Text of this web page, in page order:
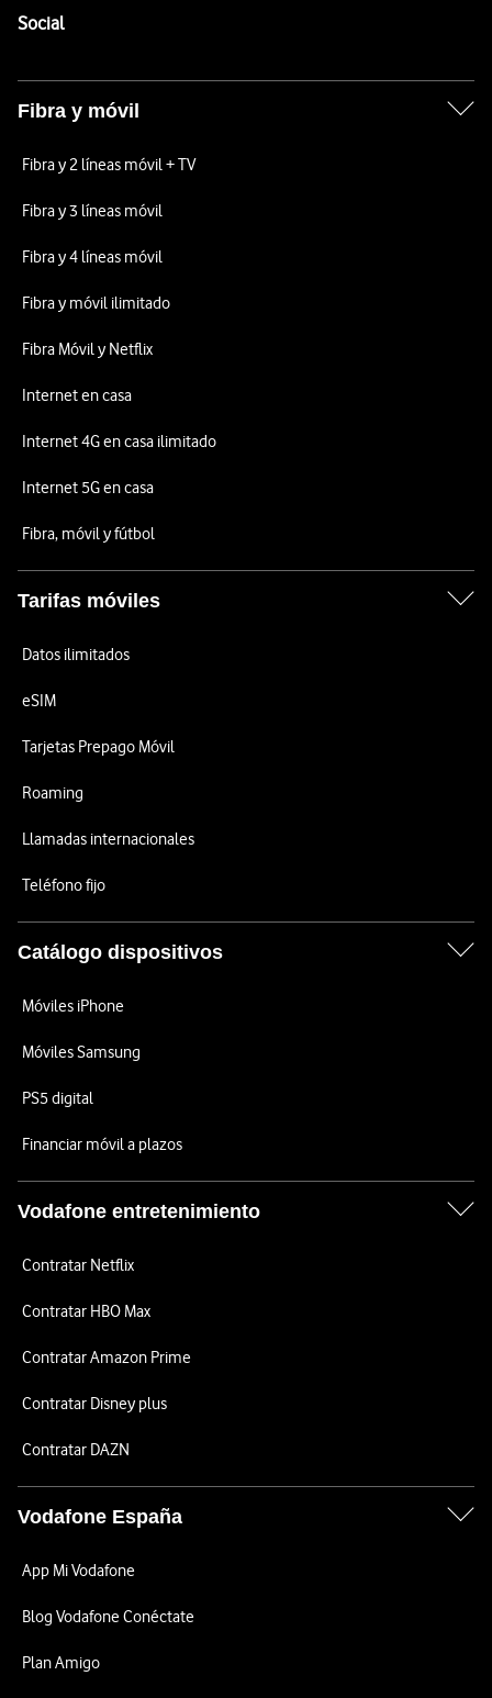
SocialEnlaces a las redes sociales de Vodafone
Fibra y móvil
Fibra y 2 líneas móvil + TV
Fibra y 3 líneas móvil
Fibra y 4 líneas móvil
Fibra y móvil ilimitado
Fibra Móvil y Netflix
Internet en casa
Internet 4G en casa ilimitado
Internet 5G en casa
Fibra, móvil y fútbol
Tarifas móviles
Datos ilimitados
eSIM
Tarjetas Prepago Móvil
Roaming
Llamadas internacionales
Teléfono fijo
Catálogo dispositivos
Móviles iPhone
Móviles Samsung
PS5 digital
Financiar móvil a plazos
Vodafone entretenimiento
Contratar Netflix
Contratar HBO Max
Contratar Amazon Prime
Contratar Disney plus
Contratar DAZN
Vodafone España
App Mi Vodafone
Blog Vodafone Conéctate
Plan Amigo